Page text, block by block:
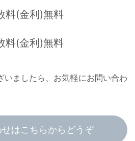
(金利)無料
(金利)無料
いましたら、お気軽にお問い合わ
はこちらからどうぞ